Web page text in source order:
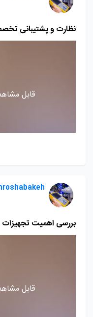
نظارت و پشتیبانی
قابل
بررسی اهمیت تجهیزات
قابل